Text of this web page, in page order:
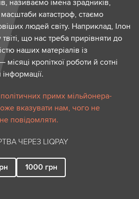
називаємо імена зрадників,
катастроф, стаємо
людей світу. Наприклад, Ілон
що нас треба прирівняти до
наших матеріалів із
кропіткої роботи й сотні
примх мільйонера-
вказувати нам, чого не
повідомляти.
ЧЕРЕЗ LIQPAY
1000 грн